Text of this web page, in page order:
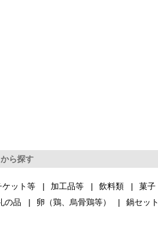
ら探す
ケット等 加工品等 飲料類 菓子
の品 卵（鶏、烏骨鶏等）
鍋セット